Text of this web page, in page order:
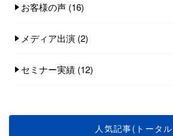
お客様の声 (16)
メディア出演 (2)
セミナー実績 (12)
人気記事(トータ